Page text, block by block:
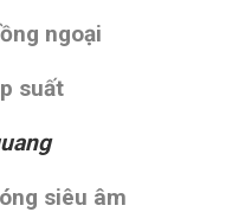
ngoại
suất
siêu âm